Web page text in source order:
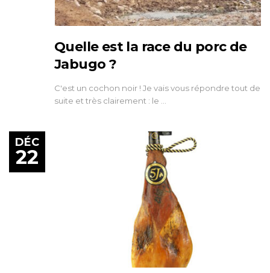
Quelle est la race du porc de
Jabugo ?
C'est un cochon noir ! Je vais vous répondre tout de
suite et très clairement : le …
DÉC
22